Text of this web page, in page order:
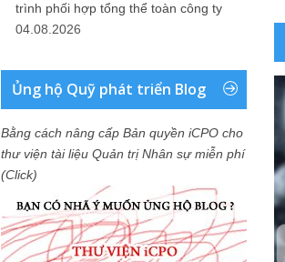
trình phối hợp tổng thể toàn công ty
04.08.2026
Ủng hộ Quỹ phát triển Blog
Bằng cách nâng cấp Bản quyền iCPO cho
thư viện tài liệu Quản trị Nhân sự miễn phí
(Click)